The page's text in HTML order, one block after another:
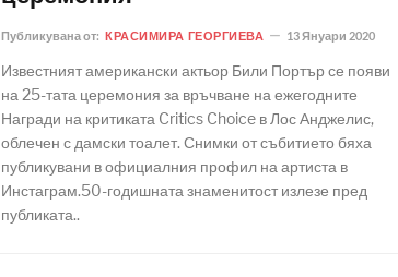
Публикувана от: КРАСИМИРА ГЕОРГИЕВА 13 Януари 2020
Известният американски актьор Били Портър се появи
на 25-тата церемония за връчване на ежегодните
Награди на критиката Critics Choice в Лос Анджелис,
облечен с дамски тоалет. Снимки от събитието бяха
публикувани в официалния профил на артиста в
Инстаграм.50-годишната знаменитост излезе пред
публиката..